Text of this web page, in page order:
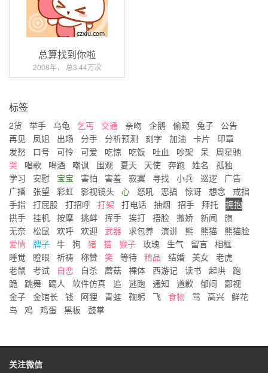
总算找到你啦
2008年， 总3.44万次
标签
2货 举手 乌龟 乞丐 交通 亲吻 企鹅 偷窥 兔子
公告
再见
凤姐 出场 分手 分析预测 刻字 加油 卡片
印章
发愁
口号 可怜 可爱 吃惊 吃饭 吐血 吵架 呆
周星驰
哭
唱歌 喝酒 嘲讽 围观 夏天 天使 奔跑 姓名
孤独
学习
安慰 宝宝 害怕 害羞 寂寞 寻找 小兵 巡逻
广告
广播
张望 彩虹 影视镜头 心 怒吼 恶搞 惊讶 想念
戒指
手指 打屁股 打招呼 打架 打电话 抽烟 招手 拜托 拥抱
拱手 挂机 按摩 挑衅 挥手 挨打 捂脸 撒娇 新闻
旗
无奈 松鼠 欢呼 欢迎 武器 求包养 演讲 熊 熊猫
熊猫脸
爱情 牌子 牛 狗 猪 猫 猴子 玫瑰 生气 留言 相框
睡觉
瞪眼 祈祷 称赞 笑 等待 精品 结婚 美女 老虎
老鼠
考试 自恋 自杀 蘑菇 裸体 西游记 读书 起哄
跑
跪
跳舞 踢人 软件仿真 追 逃跑 通知 道歉 郁闷
鄙视
金子 金馆长 钱 阿狸 青蛙 鞠躬 飞 食物 骂 高兴 鲜花
鸟
鸡 鸡蛋 黑板 鼓掌
关注微信